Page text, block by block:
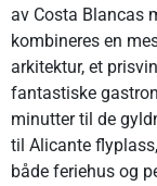
av Costa Blancas
kombineres en
arkitektur, et
fantastiske
minutter til de
til Alicante
både feriehus og